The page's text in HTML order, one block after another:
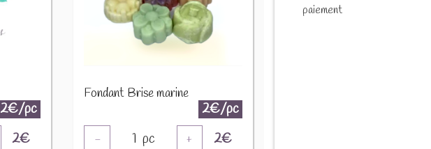
2€/pc
2€
Fondant Brise marine
2€/pc
- 1 pc + 2€
paiement